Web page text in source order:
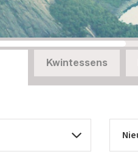
Kwintessens